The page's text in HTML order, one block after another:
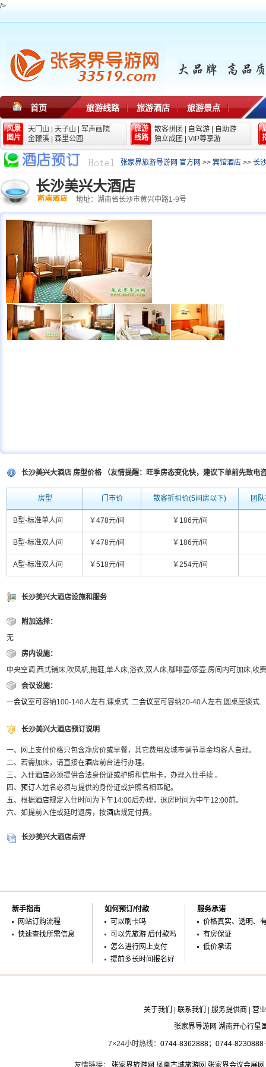
/>
首页 旅游线路 旅游酒店 旅游景点
风景
图片
天门山 天子山
军声画院
金鞭溪
森里公园
旅游
线路
散客拼团 自驾游
自助游
独立成团
VIP尊享游
张家界旅游导游网 官方网 >> 宾馆酒店 >> 长
长沙美兴大酒店
地址：湖南省长沙市黄兴中路1-9号
长沙美兴大酒店 房型价格 （友情提醒：旺季房态变化快，建议下单前先致电
房型 门市价 散客折扣价(5间房以下) 团
B型-标准单人间 ￥478元/间 ￥186元/间
B型-标准双人间 ￥478元/间 ￥186元/间
A型-标准双人间 ￥518元/间 ￥254元/间
长沙美兴大酒店设施和服务
附加选择：
无
房内设施：
中央空调,西式铺床,吹风机,拖鞋,单人床,浴衣,双人床,咖啡壶/茶壶,房间内可加床,收
会议设施：
一会议室可容纳100-140人左右,课桌式. 二会议室可容纳20-40人左右,圆桌座谈式.
长沙美兴大酒店预订说明
一、网上支付价格只包含净房价或早餐，其它费用及城市调节基金均客人自理。
二、若需加床，请直接在酒店前台进行办理。
三、入住酒店必须提供合法身份证或护照和信用卡，办理入住手续 。
四、 预订 人姓名必须与提供的身份证或护照名相匹配。
五、根据酒店规定入住时间为下午14:00后办理，退房时间为中午12:00前。
六、如提前入住或延时退房，按酒店规定付费。
长沙美兴大酒店点评
新手指南
网站订购流程
快速查找所需信息
如何预订/付款
可以刷卡吗
可以先旅游 后付款吗
怎么进行网上支付
提前多长时间报名好
服务承诺
价格真实、透明、
有房保证
低价承诺
关于我们 联系我们 服务提供商
营
张家界导游网 湖南开心行星
7×24小时热线： 0744-8362888； 0744-8230888
友情链接： 张家界旅游网 凤凰古城旅游网 张家界会议会展网